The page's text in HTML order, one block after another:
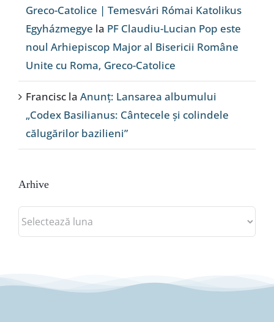
Greco-Catolice | Temesvári Római Katolikus
Egyházmegye la PF Claudiu-Lucian Pop este
noul Arhiepiscop Major al Bisericii Române
Unite cu Roma, Greco-Catolice
Francisc la Anunț: Lansarea albumului
„Codex Basilianus: Cântecele și colindele
călugărilor bazilieni”
Arhive
Arhive